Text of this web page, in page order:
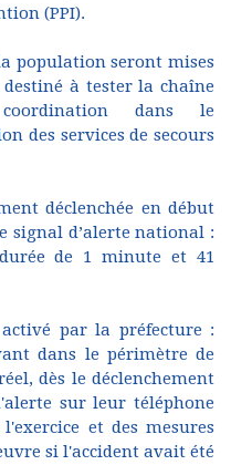
(PPI).
population seront mises
à tester la chaîne
dans le
des services de secours
déclenchée en début
signal d’alerte national :
durée de 1 minute et 41
activé par la préfecture :
dans le périmètre de
dès le déclenchement
sur leur téléphone
et des mesures
si l'accident avait été